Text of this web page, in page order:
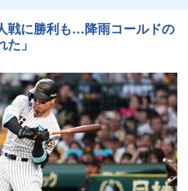
戦に勝利も…降雨コールドの
」